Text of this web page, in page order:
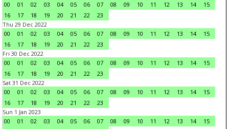
00
01 02 03 04 05 06 07 08 09 10 11 12 13 14
15
16
17 18 19 20 21 22
23
Thu 29 Dec 2022
00
01 02 03 04 05 06 07 08 09 10 11 12 13 14
15
16
17 18 19 20 21 22
23
Fri 30 Dec 2022
00
01 02 03 04 05 06 07 08 09 10 11 12 13 14
15
16
17 18 19 20 21 22
23
Sat 31 Dec 2022
00
01 02 03 04 05 06 07 08 09 10 11 12 13 14
15
16
17 18 19 20 21 22
23
Sun 1 Jan 2023
00
01 02 03 04 05 06 07 08 09 10 11 12 13 14
15